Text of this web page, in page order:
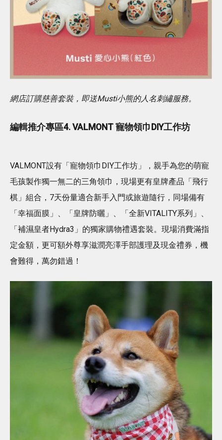
網店訂購慈善套裝，即送Musti小熊的人名刺繡服務。
編輯推介專區4. VALMONT 寵物領巾DIY工作坊
VALMONT設有「寵物領巾DIY工作坊」，親手為您的萌寵
毛孩製作獨一無二的三角領巾，現場更有皇牌產品「飛行
棋」組合，7天份量適合新手入門或旅遊隨行，同場備有
「幸福面膜」、「皇牌防曬」、「全新VITALITY系列」、
「補濕皇者Hydra3」的獨家購物禮遇套裝。現場消費滿指
定金額，更可額外尊享滋潤亮澤手部護理及現金禮券，機
會難得，萬勿錯過！